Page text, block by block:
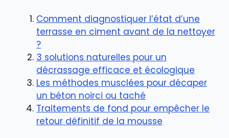
Comment diagnostiquer l’état d’une
terrasse en ciment avant de la nettoyer
?
3 solutions naturelles pour un
décrassage efficace et écologique
Les méthodes musclées pour décaper
un béton noirci ou taché
Traitements de fond pour empêcher le
retour définitif de la mousse